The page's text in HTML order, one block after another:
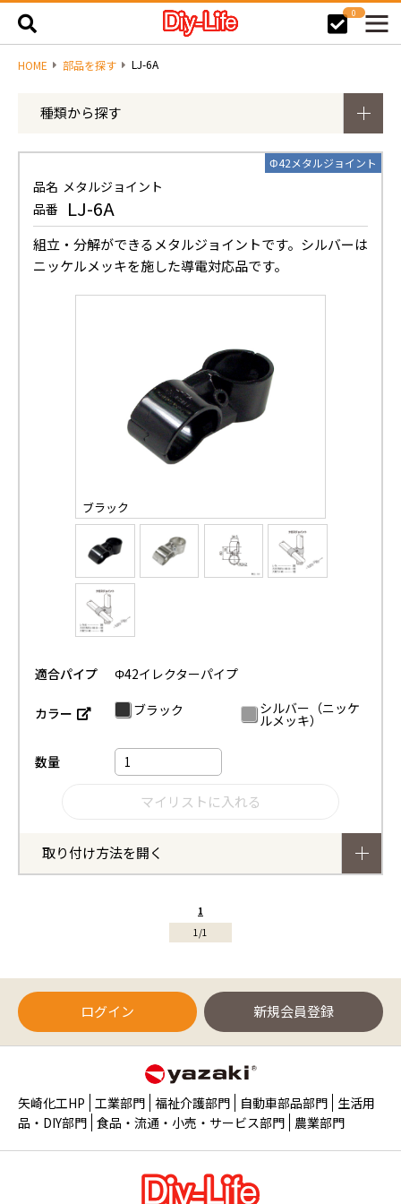
0
HOME 部品を探す LJ-6A
種類から探す
Φ42メタルジョイント
品名 メタルジョイント
品番
LJ-6A
組立・分解ができるメタルジョイントです。シルバーは
ニッケルメッキを施した導電対応品です。
ブラック
適合パイプ Φ42イレクターパイプ
カラー ブラック シルバー（ニッケ
ルメッキ）
数量
取り付け方法を開く
1/1
1
ログイン 新規会員登録
矢崎化工HP 工業部門 福祉介護部門 自動車部品部門 生活用
品・DIY部門 食品・流通・小売・サービス部門 農業部門